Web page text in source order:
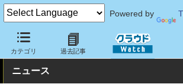
Powered by
カテゴリ 過去記事
クラウド Watch ネットワーク 通信インフラ
ニュース